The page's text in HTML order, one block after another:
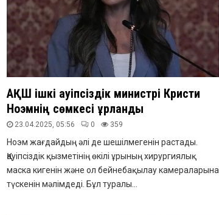
АҚШ ішкі қауіпсіздік министрі Кристи
Ноэмнің сөмкесі ұрланды
23.04.2025, 05:56 0 359
Ноэм жағдайдың әлі де шешілмегенін растады.
Қауіпсіздік қызметінің өкілі ұрының хирургиялық
маска кигенін және ол бейнебақылау камераларына
түскенін мәлімдеді. Бұл туралы...